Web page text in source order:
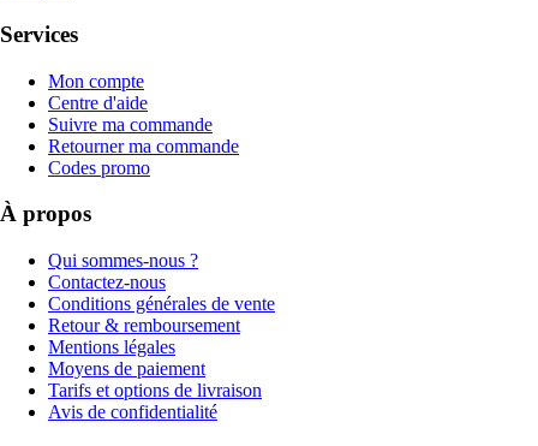
Services
Mon compte
Centre d'aide
Suivre ma commande
Retourner ma commande
Codes promo
À propos
Qui sommes-nous ?
Contactez-nous
Conditions générales de vente
Retour & remboursement
Mentions légales
Moyens de paiement
Tarifs et options de livraison
Avis de confidentialité